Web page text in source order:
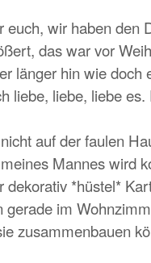
euch, wir haben den
das war vor
länger hin wie doch
liebe, liebe, liebe
auf der faulen
Mannes wird
dekorativ *hüstel*
im
zusammenbauen